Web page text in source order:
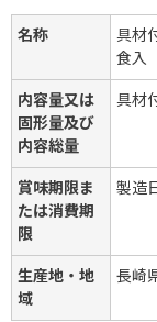
名称
具材
食入
内容量又は
固形量及び
内容総量
具材
賞味期限ま
たは消費期
限
製造
生産地・地
域
長崎